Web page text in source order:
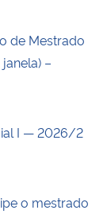
de Mestrado
–
I — 2026/2
o mestrado